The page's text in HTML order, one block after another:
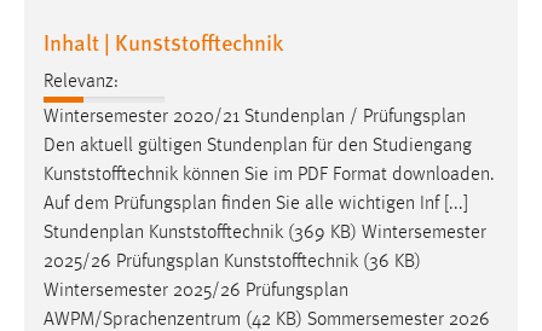
Inhalt | Kunststofftechnik
Relevanz:
Wintersemester 2020/21 Stundenplan / Prüfungsplan
Den aktuell gültigen Stundenplan für den Studiengang
Kunststofftechnik können Sie im PDF Format downloaden.
Auf dem Prüfungsplan finden Sie alle wichtigen Inf [...]
Stundenplan Kunststofftechnik (369 KB) Wintersemester
2025/26 Prüfungsplan Kunststofftechnik (36 KB)
Wintersemester 2025/26 Prüfungsplan
AWPM/Sprachenzentrum (42 KB) Sommersemester 2026